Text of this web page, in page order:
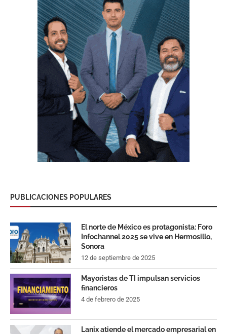
PUBLICACIONES POPULARES
El norte de México es protagonista: Foro
Infochannel 2025 se vive en Hermosillo,
Sonora
12 de septiembre de 2025
Mayoristas de TI impulsan servicios
financieros
4 de febrero de 2025
Lanix atiende el mercado empresarial en